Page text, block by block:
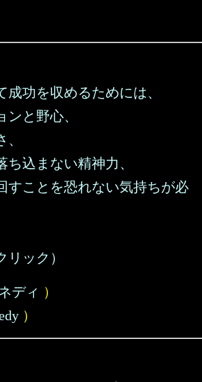
成功を収めるためには、
ンと野心、
ち込まない精神力、
すことを恐れない気持ちが必
リック）
ディ ）
）